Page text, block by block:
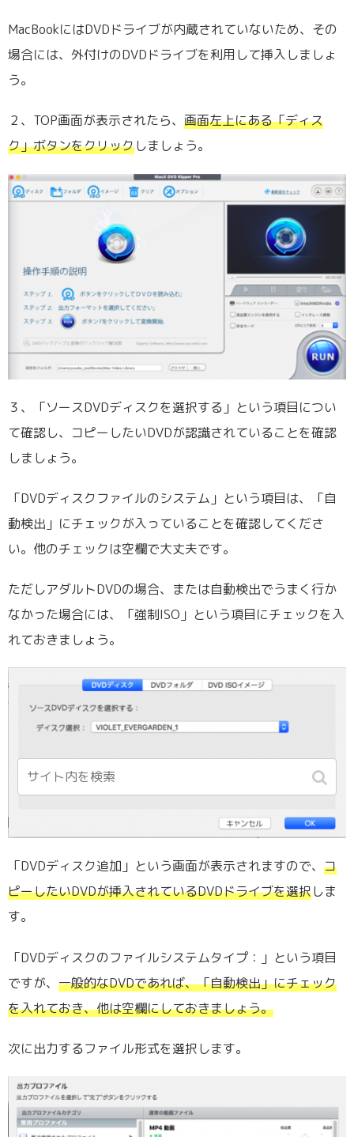
MacBookにはDVDドライブが内蔵されていないため、その
場合には、外付けのDVDドライブを利用して挿入しましょ
う。
２、TOP画面が表示されたら、 画面左上にある「ディス
ク」ボタンをクリックしましょう。
３、「ソースDVDディスクを選択する」という項目につい
て確認し、コピーしたいDVDが認識されていることを確認
しましょう。
「DVDディスクファイルのシステム」という項目は、「自
動検出」にチェックが入っていることを確認してくださ
い。他のチェックは空欄で大丈夫です。
ただしアダルトDVDの場合、または自動検出でうまく行か
なかった場合には、「強制ISO」という項目にチェックを入
れておきましょう。
「DVDディスク追加」という画面が表示されますので、 コ
ピーしたいDVDが挿入されているDVDドライブを選択しま
す。
「DVDディスクのファイルシステムタイプ：」という項目
ですが、 一般的なDVDであれば、「自動検出」にチェック
を入れておき、他は空欄にしておきましょう。
次に出力するファイル形式を選択します。